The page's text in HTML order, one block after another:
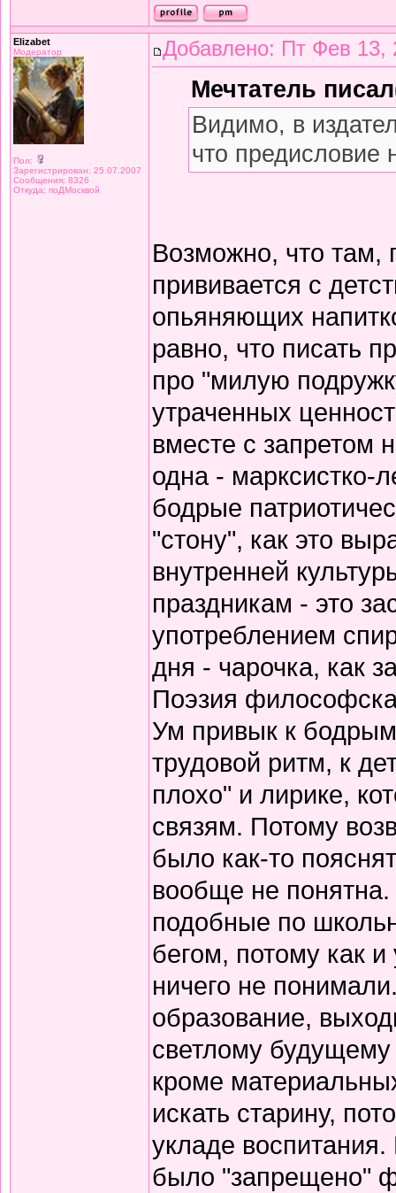
Elizabet
Модератор
Пол:
Зарегистрирован: 25.07.2007
Сообщения: 8326
Откуда: поДМосквой
Добавлено: Пт Фев 13,
Мечтатель
Видимо, в
что предисловие
Возможно, что там,
прививается с
опьяняющих
равно, что писать
про "милую
утраченных
вместе с запретом
одна - марксистко-
бодрые
"стону", как это
внутренней
праздникам - это
употреблением
дня - чарочка, как
Поэзия
Ум привык к
трудовой ритм, к
плохо" и лирике,
связям. Потому
было как-то
вообще не
подобные по
бегом, потому как
ничего не
образование,
светлому
кроме
искать старину,
укладе воспитания.
было "запрещено"